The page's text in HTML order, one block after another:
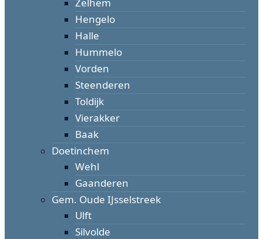
Hengelo
Halle
Hummelo
Vorden
Steenderen
Toldijk
Vierakker
Baak
Doetinchem
Wehl
Gaanderen
Gem. Oude IJsselstreek
Ulft
Silvolde